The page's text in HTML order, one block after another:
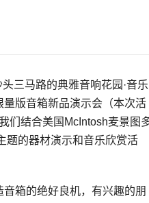
头三马路的典雅音响花园·音乐
版音箱新品演示会（本次活
们结合美国 McIntosh麦景图
题的器材演示和音乐欣赏活
箱的绝好良机，有兴趣的朋